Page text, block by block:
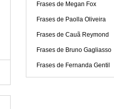
Frases de Megan Fox
Frases de Paolla Oliveira
Frases de Cauã Reymond
Frases de Bruno Gagliasso
Frases de Fernanda Gentil